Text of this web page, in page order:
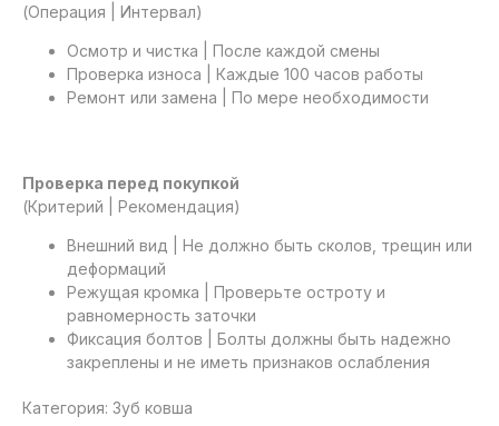
(Операция | Интервал)
Осмотр и чистка | После каждой смены
Проверка износа | Каждые 100 часов работы
Ремонт или замена | По мере необходимости
Проверка перед покупкой
(Критерий | Рекомендация)
Внешний вид | Не должно быть сколов, трещин или
деформаций
Режущая кромка | Проверьте остроту и
равномерность заточки
Фиксация болтов | Болты должны быть надежно
закреплены и не иметь признаков ослабления
Категория: Зуб ковша